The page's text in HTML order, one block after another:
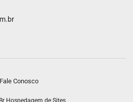
Fale Conosco